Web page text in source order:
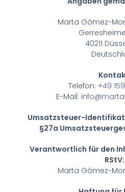
Marta Gómez-
40211
Telefon: +49
E-Mail:
Umsatzsteuer-
§27a
Verantwortlich für den
RStV:
Marta Gómez-